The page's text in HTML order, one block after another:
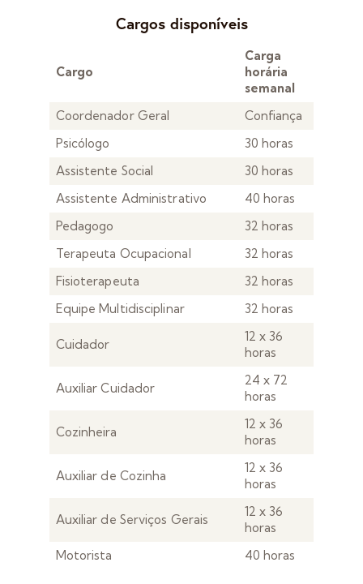
Cargos disponíveis
Cargo
Carga
horária
semanal
Coordenador Geral
Confiança
Psicólogo
30 horas
Assistente Social
30 horas
Assistente Administrativo
40 horas
Pedagogo
32 horas
Terapeuta Ocupacional
32 horas
Fisioterapeuta
32 horas
Equipe Multidisciplinar
32 horas
Cuidador
12 x 36
horas
Auxiliar Cuidador
24 x 72
horas
Cozinheira
12 x 36
horas
Auxiliar de Cozinha
12 x 36
horas
Auxiliar de Serviços Gerais
12 x 36
horas
Motorista
40 horas